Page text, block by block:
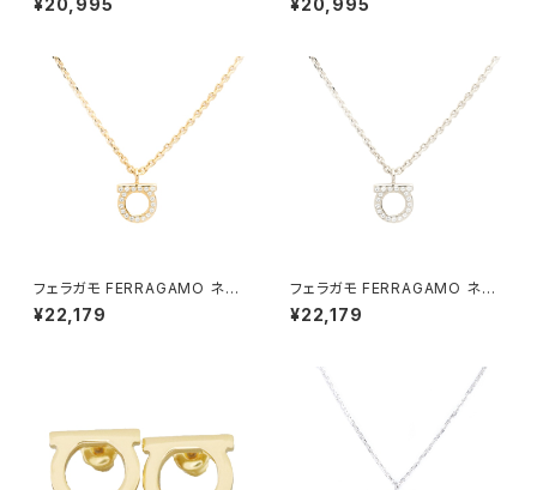
ス ゴールド
¥20,995
ス ガンチーニ GANCINO CRY
¥20,995
フェラガモ FERRAGAMO ネッ
クレス 760131-696654 レデ
ィース ガンチーニ GANCINO
¥22,179
フェラガモ FERRAGAMO ネッ
クレス 760131-696655 レデ
ィース ガンチーニ GANCINO
¥22,179